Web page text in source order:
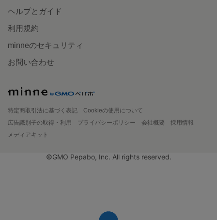
ヘルプとガイド
利用規約
minneのセキュリティ
お問い合わせ
特定商取引法に基づく表記
Cookieの使用について
広告識別子の取得・利用
プライバシーポリシー 会社概要
採用情報
メディアキット
©GMO Pepabo, Inc. All rights reserved.